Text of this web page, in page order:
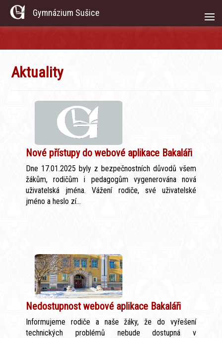
Gymnázium Sušice
Aktuality
Nové přístupy do webové aplikace Bakaláři
Dne 17.01.2025 byly z bezpečnostních důvodů všem
žákům, rodičům i pedagogům vygenerována nová
uživatelská jména. Vážení rodiče, své uživatelské
jméno a heslo zí...
Nedostupnost webové aplikace Bakaláři
Informujeme rodiče a naše žáky, že do vyřešení
technických problémů nebude dostupná v